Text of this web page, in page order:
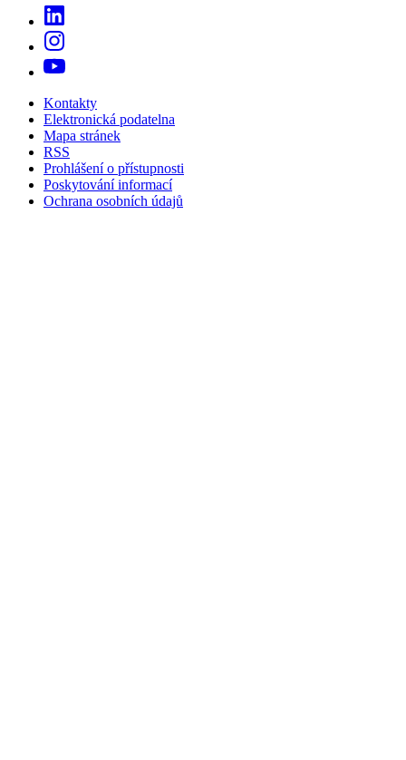
Kontakty
Elektronická podatelna
Mapa stránek
RSS
Prohlášení o přístupnosti
Poskytování informací
Ochrana osobních údajů